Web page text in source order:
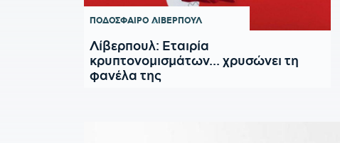
ΠΟΔΟΣΦΑΙΡΟ ΛΙΒΕΡΠΟΥΛ
Λίβερπουλ: Εταιρία
κρυπτονομισμάτων... χρυσώνει τη
φανέλα της